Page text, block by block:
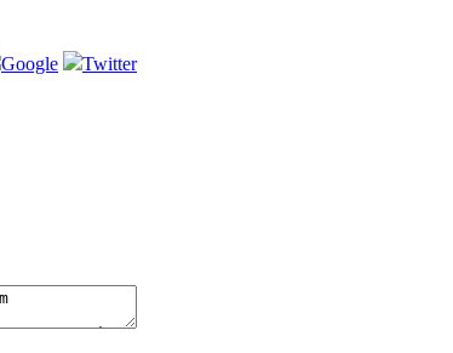
Google Twitter